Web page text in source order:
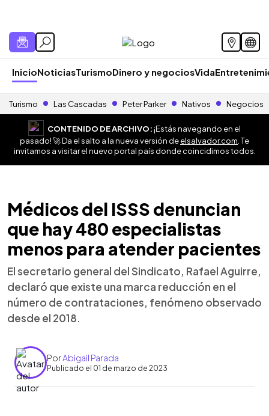
InicioNoticiasTurismoDinero y negociosVida
Turismo Las Cascadas Peter Parker Nativos Negocios
CONTENIDO DE ARCHIVO:¡Estás navegando en el
pasado! 🚀 Da el salto a la nueva versión deelsalvador.com . Te
invitamos a visitar el nuevo portal país donde coincidimos todos.
Médicos del ISSS denuncian
que hay 480 especialistas
menos para atender pacientes
El secretario general del Sindicato, Rafael Aguirre,
declaró que existe una marca reducción en el
número de contrataciones, fenómeno observado
desde el 2018.
PorAbigail Parada
Publicado el 01 de marzo de 2023